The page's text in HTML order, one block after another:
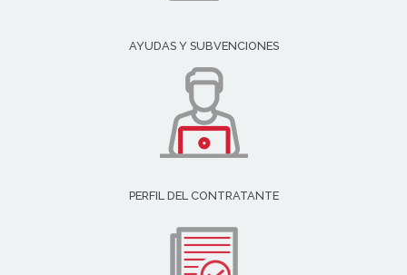
AYUDAS Y SUBVENCIONES
PERFIL DEL CONTRATANTE